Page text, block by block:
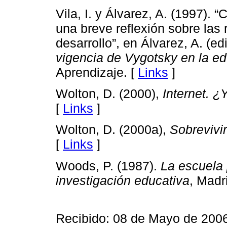
Vila, I. y Álvarez, A. (1997).
una breve reflexión sobre
desarrollo”, en Álvarez, A.
vigencia de Vygotsky en la
Aprendizaje. [ Links ]
Wolton, D. (2000), Internet.
[ Links ]
Wolton, D. (2000a),
[ Links ]
Woods, P. (1987). La escuela
investigación educativa,
Recibido: 08 de Mayo de